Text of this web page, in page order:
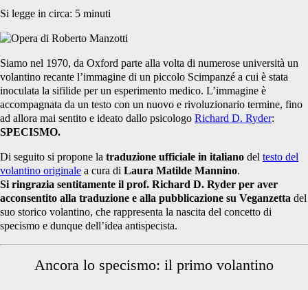
Si legge in circa: 5 minuti
Siamo nel 1970, da Oxford parte alla volta di numerose università un
volantino recante l’immagine di un piccolo Scimpanzé a cui è stata
inoculata la sifilide per un esperimento medico. L’immagine è
accompagnata da un testo con un nuovo e rivoluzionario termine, fino
ad allora mai sentito e ideato dallo psicologo Richard D. Ryder:
SPECISMO.
Di seguito si propone la traduzione ufficiale in italiano del testo del
volantino originale a cura di Laura Matilde Mannino.
Si ringrazia sentitamente il prof. Richard D. Ryder per aver
acconsentito alla traduzione e alla pubblicazione su Veganzetta del
suo storico volantino, che rappresenta la nascita del concetto di
specismo e dunque dell’idea antispecista.
Ancora lo specismo: il primo volantino